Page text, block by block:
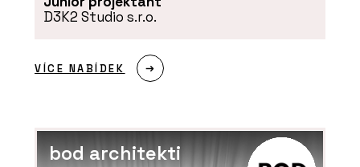
D3K2 Studio s.r.o.
VÍCE NABÍDEK
bod architekti